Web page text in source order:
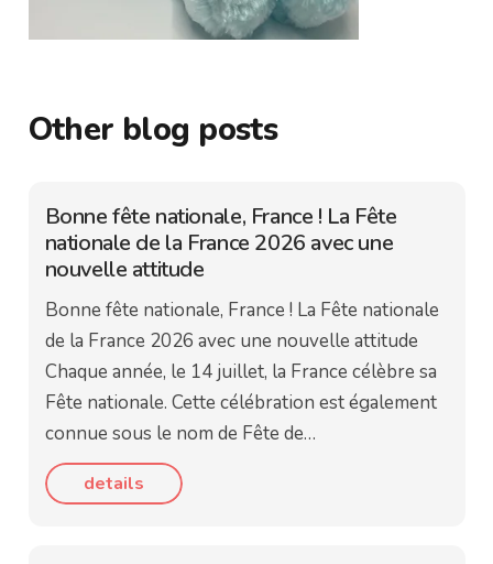
Other blog posts
Bonne fête nationale, France ! La Fête
nationale de la France 2026 avec une
nouvelle attitude
Bonne fête nationale, France ! La Fête nationale
de la France 2026 avec une nouvelle attitude
Chaque année, le 14 juillet, la France célèbre sa
Fête nationale. Cette célébration est également
connue sous le nom de Fête de…
details